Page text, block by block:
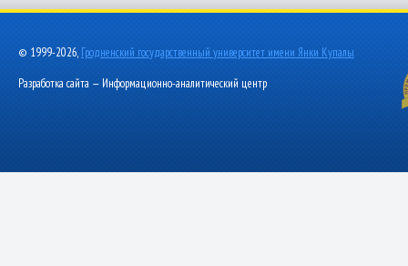
© 1999-2026, Гродненский государственный университет имени Янки Купалы
Разработка сайта — Информационно-аналитический центр